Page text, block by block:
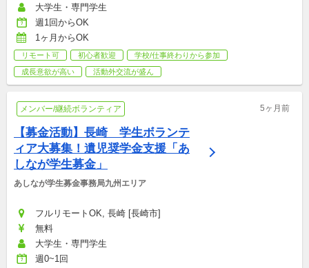
大学生・専門学生
週1回からOK
1ヶ月からOK
リモート可 初心者歓迎
学校/仕事終わりから参加
成長意欲が高い
活動外交流が盛ん
メンバー/継続ボランティア 5ヶ月前
【募金活動】長崎　学生ボランテ
ィア大募集！遺児奨学金支援「あ
しなが学生募金」
あしなが学生募金事務局九州エリア
フルリモートOK, 長崎 [長崎市]
無料
大学生・専門学生
週0~1回